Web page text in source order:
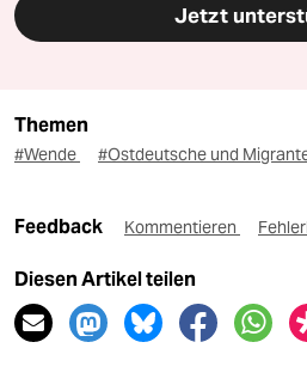
Jetzt
Themen
#Wende #Ostdeutsche und
Feedback Kommentieren
Diesen Artikel teilen